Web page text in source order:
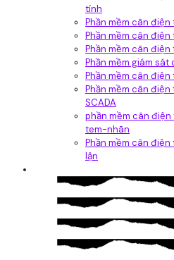
tính
Phần mềm cân
Phần mềm cân điện
Phần mềm cân điện
Phần mềm giám sát
Phần mềm cân
Phần mềm cân điện
SCADA
phần mềm cân
tem-nhãn
Phần mềm cân
lận